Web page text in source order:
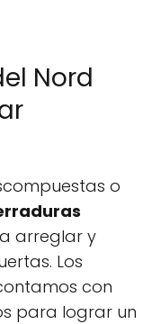
Nord
o
arreglar y
Los
con
para lograr un